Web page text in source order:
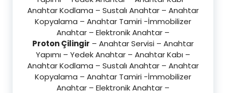
Anahtar Kodlama – Sustalı Anahtar – Anahtar
Kopyalama – Anahtar Tamiri -İmmobilizer
Anahtar – Elektronik Anahtar –
Proton Çilingir – Anahtar Servisi – Anahtar
Yapımı – Yedek Anahtar – Anahtar Kabı –
Anahtar Kodlama – Sustalı Anahtar – Anahtar
Kopyalama – Anahtar Tamiri -İmmobilizer
Anahtar – Elektronik Anahtar –